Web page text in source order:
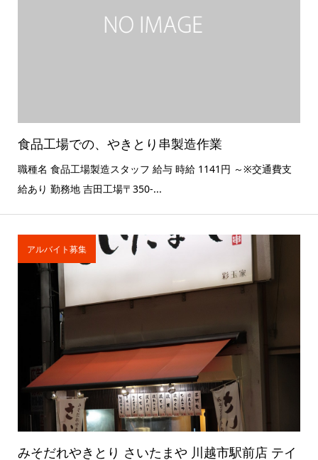
食品工場での、やきとり串製造作業
職種名 食品工場製造スタッフ 給与 時給 1141円 ～※交通費支
給あり 勤務地 吉田工場〒350-...
アルバイト募集
みそだれやきとり さいたまや 川越市駅前店 テイ